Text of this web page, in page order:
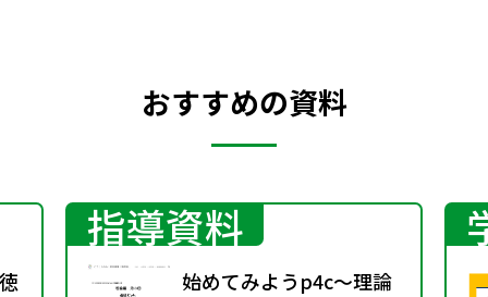
おすすめの資料
指導資料
始めてみようp4c～理論